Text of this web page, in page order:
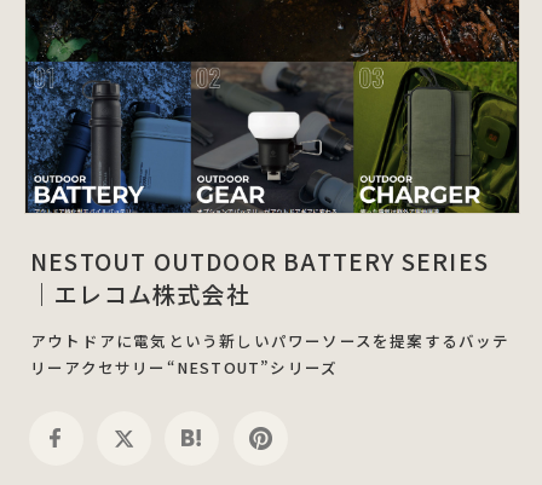
NESTOUT OUTDOOR BATTERY SERIES
｜エレコム株式会社
アウトドアに電気という新しいパワーソースを提案するバッテ
リーアクセサリー“NESTOUT”シリーズ